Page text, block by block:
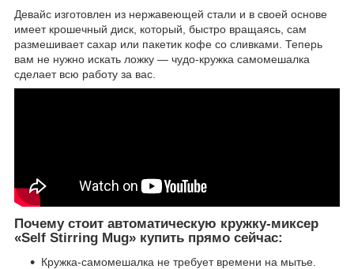
Девайс изготовлен из нержавеющей стали и в своей основе
имеет крошечный диск, который, быстро вращаясь, сам
размешивает сахар или пакетик кофе со сливками. Теперь
вам не нужно искать ложку — чудо-кружка самомешалка
сделает всю работу за вас.
Почему стоит автоматическую кружку-миксер
«Self Stirring Mug» купить прямо сейчас:
Кружка-самомешалка не требует времени на мытье.